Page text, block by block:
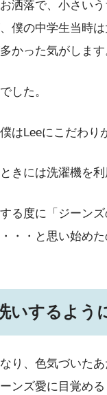
洒落で、小さい
僕の中学生当時
かった気がしま
した。
はLeeにこだわ
きには洗濯機を
る度に「ジーン
・・と思い始め
いするよう
り、色気づいた
ンズ愛に目覚め